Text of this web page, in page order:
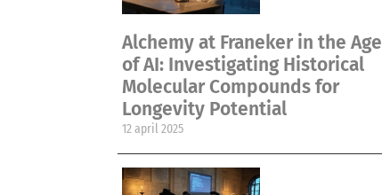
Alchemy at Franeker in the Age
of AI: Investigating Historical
Molecular Compounds for
Longevity Potential
12 april 2025